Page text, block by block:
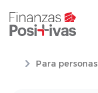
Para personas